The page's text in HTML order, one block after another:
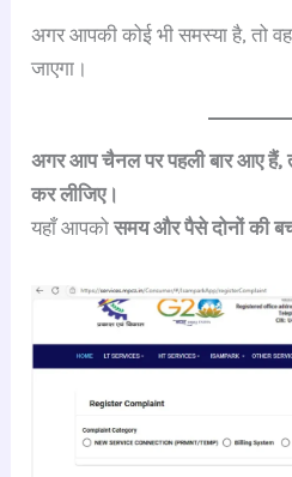
अगर आपकी कोई भी समस्या है, तो
जाएगा।
अगर आप चैनल पर पहली बार आए
कर लीजिए।
यहाँ आपकोसमय और पैसे दोनों की